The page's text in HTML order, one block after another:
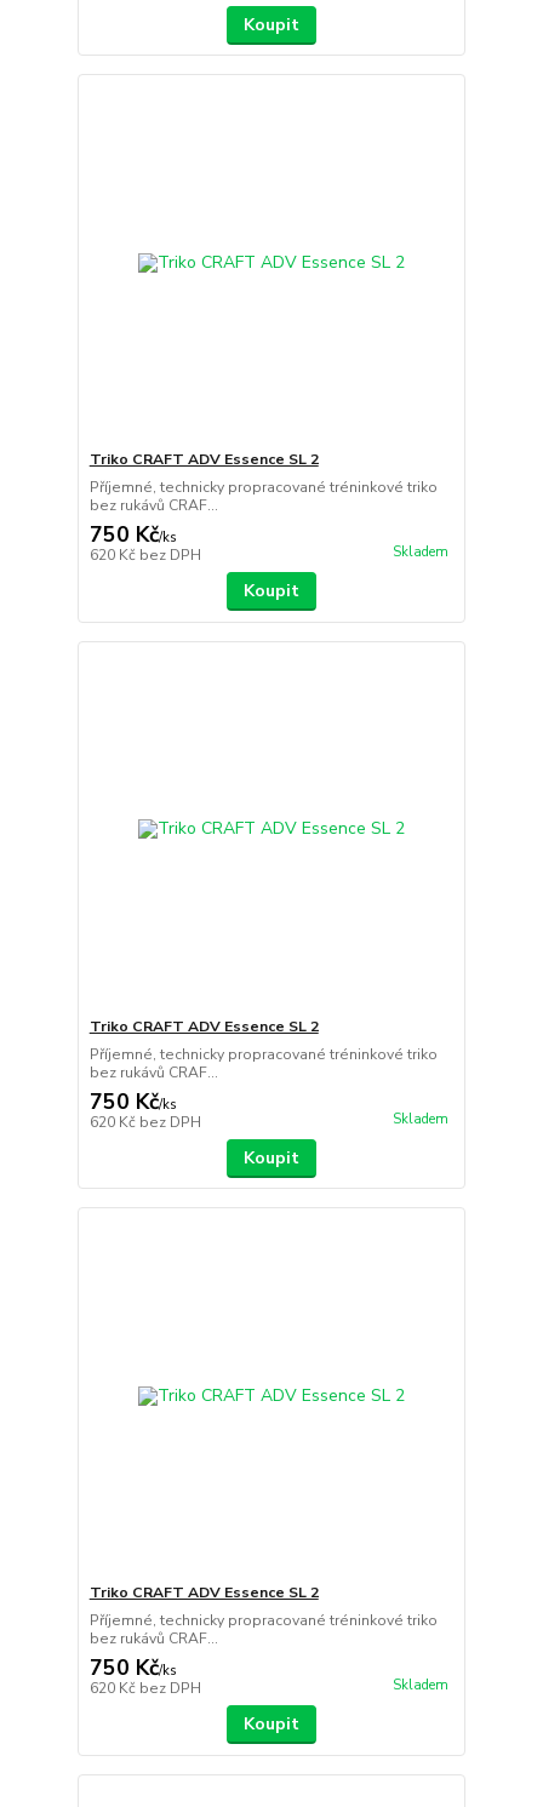
Koupit
Triko CRAFT ADV Essence SL 2
Příjemné, technicky propracované tréninkové triko
bez rukávů CRAF...
750 Kč/ks
620 Kč bez DPH Skladem
Koupit
Triko CRAFT ADV Essence SL 2
Příjemné, technicky propracované tréninkové triko
bez rukávů CRAF...
750 Kč/ks
620 Kč bez DPH Skladem
Koupit
Triko CRAFT ADV Essence SL 2
Příjemné, technicky propracované tréninkové triko
bez rukávů CRAF...
750 Kč/ks
620 Kč bez DPH Skladem
Koupit